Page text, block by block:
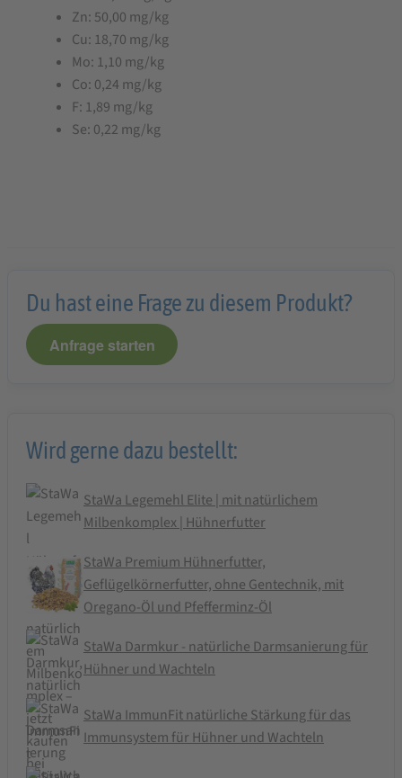
Zn: 50,00 mg/kg
Cu: 18,70 mg/kg
Mo: 1,10 mg/kg
Co: 0,24 mg/kg
F: 1,89 mg/kg
Se: 0,22 mg/kg
Du hast eine Frage zu diesem Produkt?
Anfrage starten
Wird gerne dazu bestellt:
StaWa Legemehl Elite | mit natürlichem
Milbenkomplex | Hühnerfutter
StaWa Premium Hühnerfutter,
Geflügelkörnerfutter, ohne Gentechnik, mit
Oregano-Öl und Pfefferminz-Öl
StaWa Darmkur - natürliche Darmsanierung für
Hühner und Wachteln
StaWa ImmunFit natürliche Stärkung für das
Immunsystem für Hühner und Wachteln